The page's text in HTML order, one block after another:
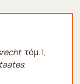
. τόμ. I,
.